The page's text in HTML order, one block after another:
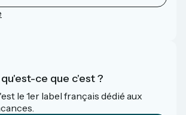
qu'est-ce que c'est ?
le 1er label français dédié aux